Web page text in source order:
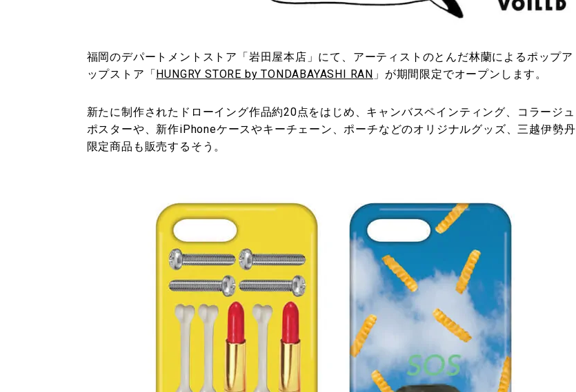
福岡のデパートメントストア「岩田屋本店」にて、アーティストのとんだ林蘭によるポップア
ップストア「HUNGRY STORE by TONDABAYASHI RAN 」が期間限定でオープンします。
新たに制作されたドローイング作品約20点をはじめ、キャンバスペインティング、コラージュ
ポスターや、新作iPhoneケースやキーチェーン、ポーチなどのオリジナルグッズ、三越伊勢丹
限定商品も販売するそう。